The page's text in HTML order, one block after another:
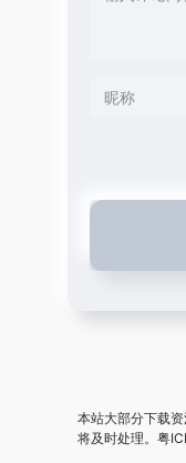
本站大部分下载
将及时处理。 粤